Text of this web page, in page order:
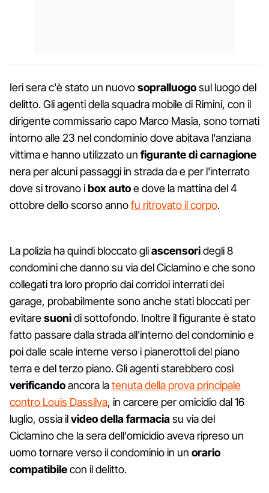
Ieri sera c'è stato un nuovosopralluogosul luogo del
delitto. Gli agenti della squadra mobile di Rimini, con il
dirigente commissario capo Marco Masia, sono tornati
intorno alle 23 nel condominio dove abitava l'anziana
vittima e hanno utilizzato un figurantedicarnagione
nera per alcuni passaggi in strada da e per l'interrato
dove si trovano iboxautoe dove la mattina del 4
ottobre dello scorso annofu ritrovato il corpo.
La polizia ha quindi bloccato gliascensoridegli 8
condomini che danno su via del Ciclamino e che sono
collegati tra loro proprio dai corridoi interrati dei
garage, probabilmente sono anche stati bloccati per
evitaresuonidi sottofondo. Inoltre il figurante è stato
fatto passare dalla strada all'interno del condominio e
poi dalle scale interne verso i pianerottoli del piano
terra e del terzo piano. Gli agenti starebbero così
verificandoancora latenuta della prova principale
contro Louis Dassilva, in carcere per omicidio dal 16
luglio, ossia ilvideo della farmaciasu via del
Ciclamino che la sera dell'omicidio aveva ripreso un
uomo tornare verso il condominio in un orario
compatibilecon il delitto.